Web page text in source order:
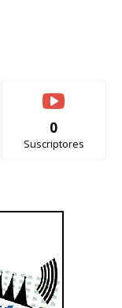
0
Suscriptores